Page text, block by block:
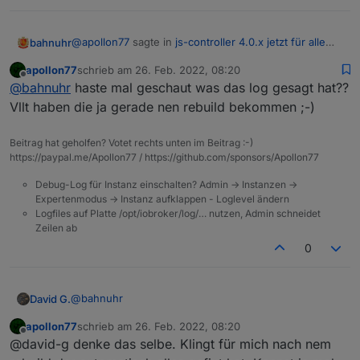
bahnuhr@apollon77 sagte in js-controller 4.0.x jetzt für alle
@bahnuhr was meinst du mit Instanzen stoppen
und starten?
Habe master und slave upggedatet auf 4.0.15
Meine Instanzen mbus und smartmeter beim slave
bliebe aber rot.
dann grün.
Offline
apollon77schrieb am 26. Feb. 2022, 08:20
zuletzt editiert von
@bahnuhr haste mal geschaut was das log gesagt hat??
Vllt haben die ja gerade nen rebuild bekommen ;-)
Beitrag hat geholfen? Votet rechts unten im Beitrag :-)
https://paypal.me/Apollon77 / https://github.com/sponsors/Apollon77
Debug-Log für Instanz einschalten? Admin -> Instanzen ->
Expertenmodus -> Instanz aufklappen - Loglevel ändern
Logfiles auf Platte /opt/iobroker/log/… nutzen, Admin schneidet
Zeilen ab
0
David G.@bahnuhr
Das hatte ich beim zigbee.
Ist allerdings nach ein paar min von selber gekommen
Offline
apollon77schrieb am 26. Feb. 2022, 08:20
zuletzt editiert von
@david-g denke das selbe. Klingt für mich nach nem